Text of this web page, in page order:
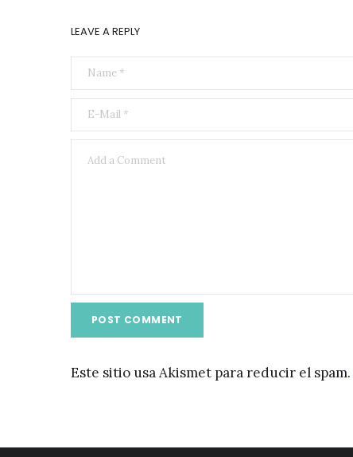
LEAVE A REPLY
Este sitio usa Akismet para reducir el spam.